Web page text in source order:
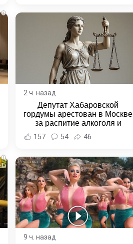
i
2 ч. назад
Депутат Хабаровской
гордумы арестован в Москве
за распитие алкоголя и
неповиновение полиции -
Новости Хабаровска и
157 54 46
i
9 ч. назад